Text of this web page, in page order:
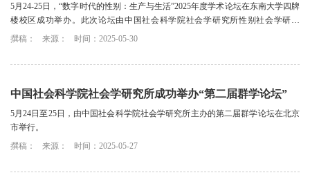
5月24-25日，“数字时代的性别：生产与生活”2025年度学术论坛在东南大学四牌
楼校区成功举办。此次论坛由中国社会科学院社会学研究所性别社会学研究
室、东南大学人文学院共同主办，继2024年...
撰稿： 来源： 时间：2025-05-30
中国社会科学院社会学研究所成功举办“第二届群学论坛”
5月24日至25日，由中国社会科学院社会学研究所主办的第二届群学论坛在北京
市举行。
撰稿：
来源： 时间：2025-05-27